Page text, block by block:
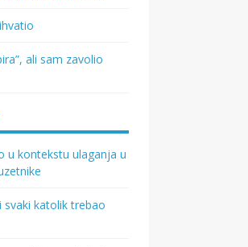
ali sam zavolio
u kontekstu ulaganja u
katolik trebao